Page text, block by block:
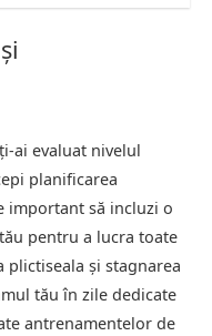
ai evaluat nivelul
planificarea
important să incluzi o
pentru a lucra toate
și stagnarea
tău în zile dedicate
antrenamentelor de